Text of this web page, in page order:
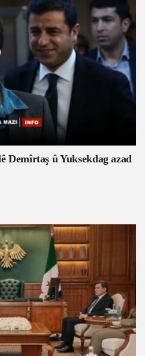
Demîrtaş û Yuksekdag azad